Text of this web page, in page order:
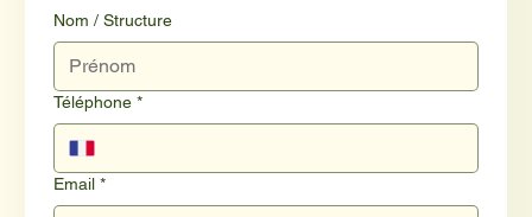
Nom / Structure
Téléphone *
Email *